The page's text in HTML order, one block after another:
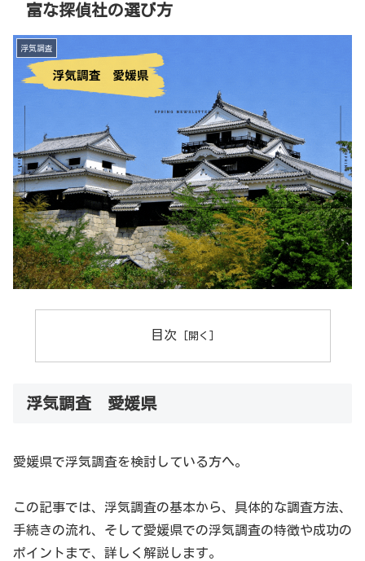
富な探偵社の選び方
浮気調査
目次
浮気調査 愛媛県
愛媛県で浮気調査を検討している方へ。
この記事では、浮気調査の基本から、具体的な調査方法、
手続きの流れ、そして愛媛県での浮気調査の特徴や成功の
ポイントまで、詳しく解説します。